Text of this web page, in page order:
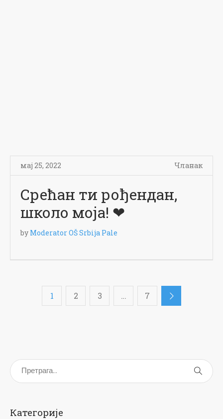
мај 25, 2022 Чланак
Срећан ти рођендан,
школо моја! ❤
by Moderator OŠ Srbija Pale
1 2 3 … 7
Категорије